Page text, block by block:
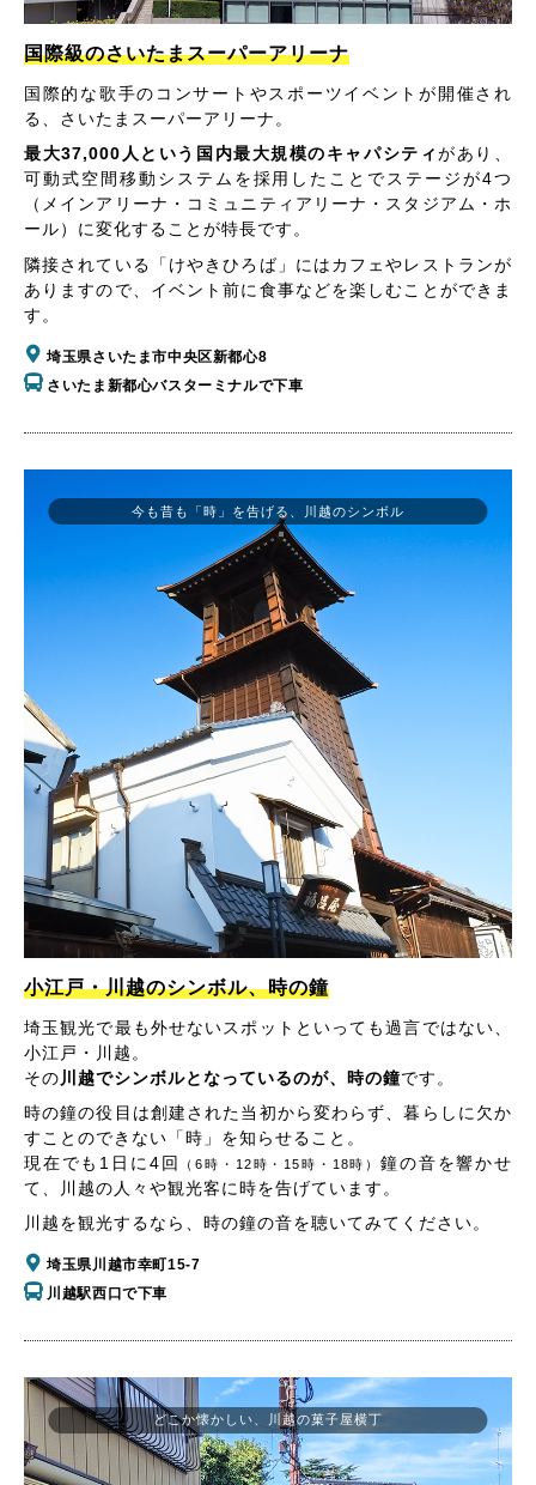
国際級のさいたまスーパーアリーナ
国際的な歌手のコンサートやスポーツイベントが開催され
る、さいたまスーパーアリーナ。
最大37,000人という国内最大規模のキャパシティがあり、
可動式空間移動システムを採用したことでステージが4つ
（メインアリーナ・コミュニティアリーナ・スタジアム・ホ
ール）に変化することが特長です。
隣接されている「けやきひろば」にはカフェやレストランが
ありますので、イベント前に食事などを楽しむことができま
す。
埼玉県さいたま市中央区新都心8
さいたま新都心バスターミナルで下車
今も昔も「時」を告げる、川越のシンボル
小江戸・川越のシンボル、時の鐘
埼玉観光で最も外せないスポットといっても過言ではない、
小江戸・川越。
その川越でシンボルとなっているのが、時の鐘です。
時の鐘の役目は創建された当初から変わらず、暮らしに欠か
すことのできない「時」を知らせること。
現在でも1日に4回
（6時・12時・15時・18時）鐘の音を響かせ
て、川越の人々や観光客に時を告げています。
川越を観光するなら、時の鐘の音を聴いてみてください。
埼玉県川越市幸町15-7
川越駅西口で下車
どこか懐かしい、川越の菓子屋横丁